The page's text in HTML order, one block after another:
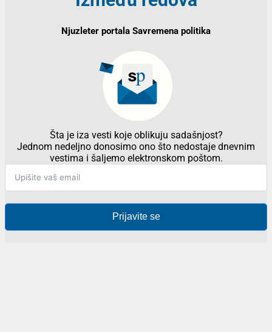
Njuzleter portala Savremena politika
Šta je iza vesti koje oblikuju sadašnjost?
Jednom nedeljno donosimo ono što nedostaje dnevnim
vestima i šaljemo elektronskom poštom.
Prijavite se